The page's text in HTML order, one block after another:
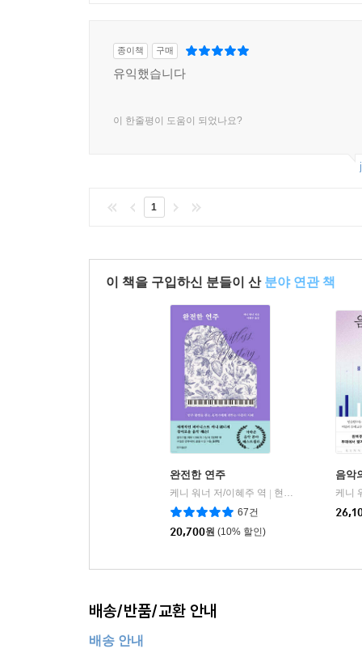
종이책 구매
유익했습니다
이 한줄평이 도움이 되었나요?
1
이 책을 구입하신 분들이 산 분야 연관 책
완전한 연주
케니 워너 저/이혜주 역
현익출판
67건
20,700원 (10% 할인)
음악
케니
배송/반품/교환 안내
배송 안내